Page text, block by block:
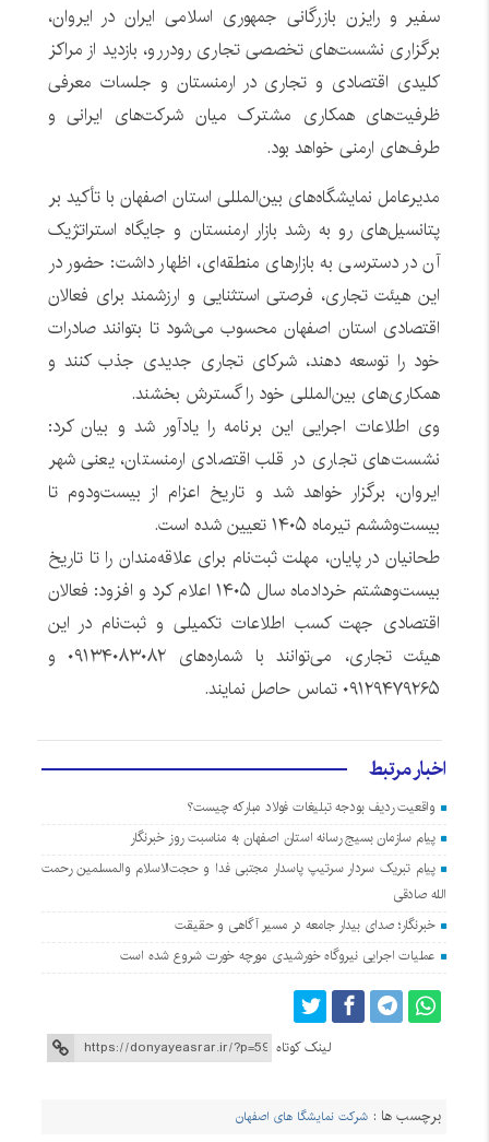
سفیر و رایزن بازرگانی جمهوری اسلامی ایران در ایروان،
برگزاری نشست‌های تخصصی تجاری رودررو، بازدید از مراکز
کلیدی اقتصادی و تجاری در ارمنستان و جلسات معرفی
ظرفیت‌های همکاری مشترک میان شرکت‌های ایرانی و
طرف‌های ارمنی خواهد بود.
مدیرعامل نمایشگاه‌های بین‌المللی استان اصفهان با تأکید بر
پتانسیل‌های رو به رشد بازار ارمنستان و جایگاه استراتژیک
آن در دسترسی به بازارهای منطقه‌ای، اظهار داشت: حضور در
این هیئت تجاری، فرصتی استثنایی و ارزشمند برای فعالان
اقتصادی استان اصفهان محسوب می‌شود تا بتوانند صادرات
خود را توسعه دهند، شرکای تجاری جدیدی جذب کنند و
همکاری‌های بین‌المللی خود را گسترش بخشند.
وی اطلاعات اجرایی این برنامه را یادآور شد و بیان کرد:
نشست‌های تجاری در قلب اقتصادی ارمنستان، یعنی شهر
ایروان، برگزار خواهد شد و تاریخ اعزام از بیست‌ودوم تا
بیست‌وششم تیرماه ۱۴۰۵ تعیین شده است.
طحانیان در پایان، مهلت ثبت‌نام برای علاقه‌مندان را تا تاریخ
بیست‌وهشتم خردادماه سال ۱۴۰۵ اعلام کرد و افزود: فعالان
اقتصادی جهت کسب اطلاعات تکمیلی و ثبت‌نام در این
هیئت تجاری، می‌توانند با شماره‌های ۰۹۱۳۴۰۸۳۰۸۲ و
۰۹۱۲۹۴۷۹۲۶۵ تماس حاصل نمایند.
اخبار مرتبط
واقعیت ردیف بودجه تبلیغات فولاد مبارکه چیست؟
پیام سازمان بسیج رسانه استان اصفهان به مناسبت روز خبرنگار
پیام تبریک سردار سرتیپ پاسدار مجتبی فدا و حجت‌الاسلام والمسلمین رحمت
الله صادقی
خبرنگار؛ صدای بیدار جامعه در مسیر آگاهی و حقیقت
عملیات اجرایی نیروگاه خورشیدی مورچه خورت شروع شده است
لینک کوتاه
برچسب ها : شرکت نمایشگا های اصفهان